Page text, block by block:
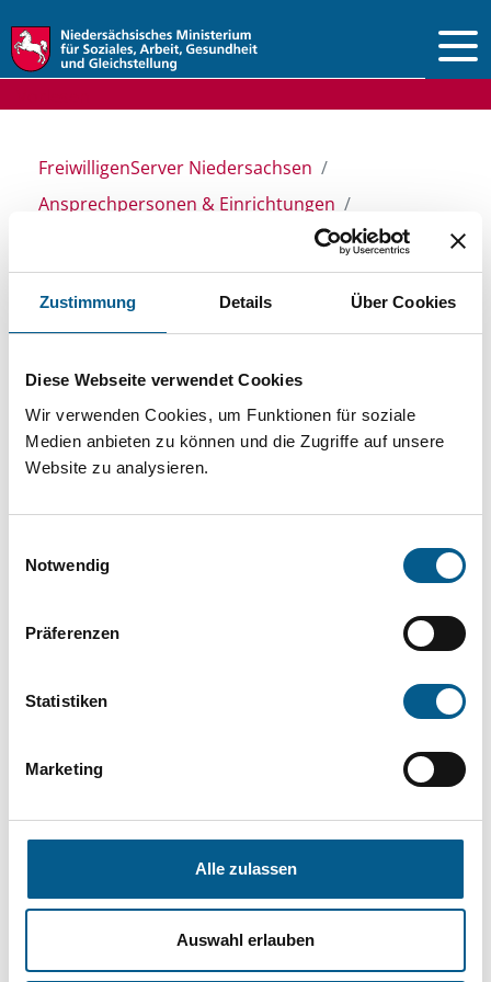
Zustimmung Details Über Cookies
Diese Webseite verwendet Cookies
Wir verwenden Cookies, um Funktionen für soziale
Medien anbieten zu können und die Zugriffe auf unsere
Website zu analysieren.
Notwendig
Präferenzen
Statistiken
Marketing
Alle zulassen
Auswahl erlauben
FreiwilligenServer Niedersachsen
Ansprechpersonen & Einrichtungen
Stiftungsdatenbank
Recherchieren Sie in unserer
Stiftungsdatenbank nach Themen, Kategorien,
Suchbegriffen und Orten. Bei der Suche bitte
die Groß- und Kleinschreibung beachten.
können durch die Wahl von Bereichen oder
Suchen
Bereiche: Stiftungen
Kategorie: Kinder, Jugendliche & Familie
Alle Filter entfernen